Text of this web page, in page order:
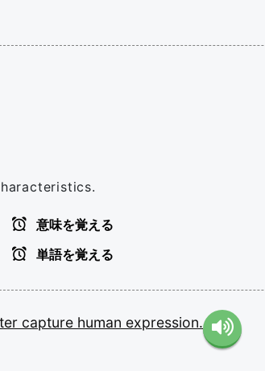
意味を覚える
単語を覚える
capture human expression.